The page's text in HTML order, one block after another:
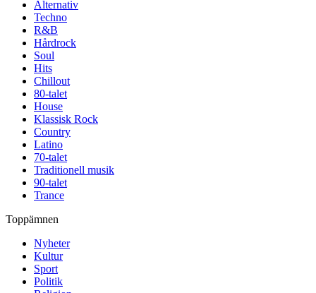
Alternativ
Techno
R&B
Hårdrock
Soul
Hits
Chillout
80-talet
House
Klassisk Rock
Country
Latino
70-talet
Traditionell musik
90-talet
Trance
Toppämnen
Nyheter
Kultur
Sport
Politik